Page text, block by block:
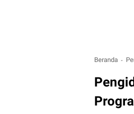
Beranda